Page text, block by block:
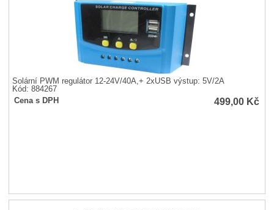
Solární PWM regulátor 12-24V/40A,+ 2xUSB výstup: 5V/2A
Kód: 884267
Cena s DPH
499,00 Kč